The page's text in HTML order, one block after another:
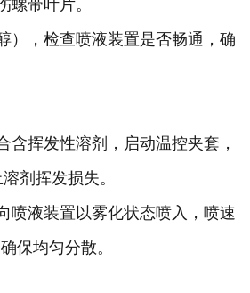
螺带叶片。
），检查喷液装置是否畅通，确
含挥发性溶剂，启动温控夹套，
剂挥发损失。
喷液装置以雾化状态喷入，喷速
保均匀分散。